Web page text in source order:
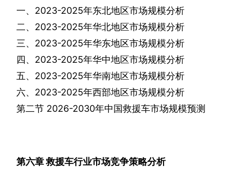
一、 2023-2025年东北地区市场规模分析
二、 2023-2025年华北地区市场规模分析
三、 2023-2025年华东地区市场规模分析
四、 2023-2025年华中地区市场规模分析
五、 2023-2025年华南地区市场规模分析
六、 2023-2025年西部地区市场规模分析
第二节 2026-2030年中国救援车市场规模预测
第六章救援车行业市场竞争策略分析